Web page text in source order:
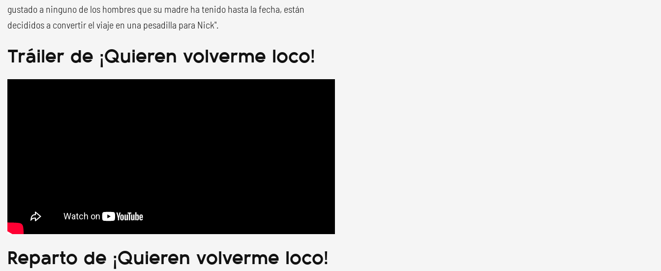
gustado a ninguno de los hombres que su madre ha tenido hasta la fecha, están
decididos a convertir el viaje en una pesadilla para Nick".
Tráiler de ¡Quieren volverme loco!
Reparto de ¡Quieren volverme loco!